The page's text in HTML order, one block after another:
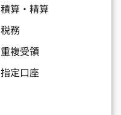
積算・精算
税務
重複受領
指定口座